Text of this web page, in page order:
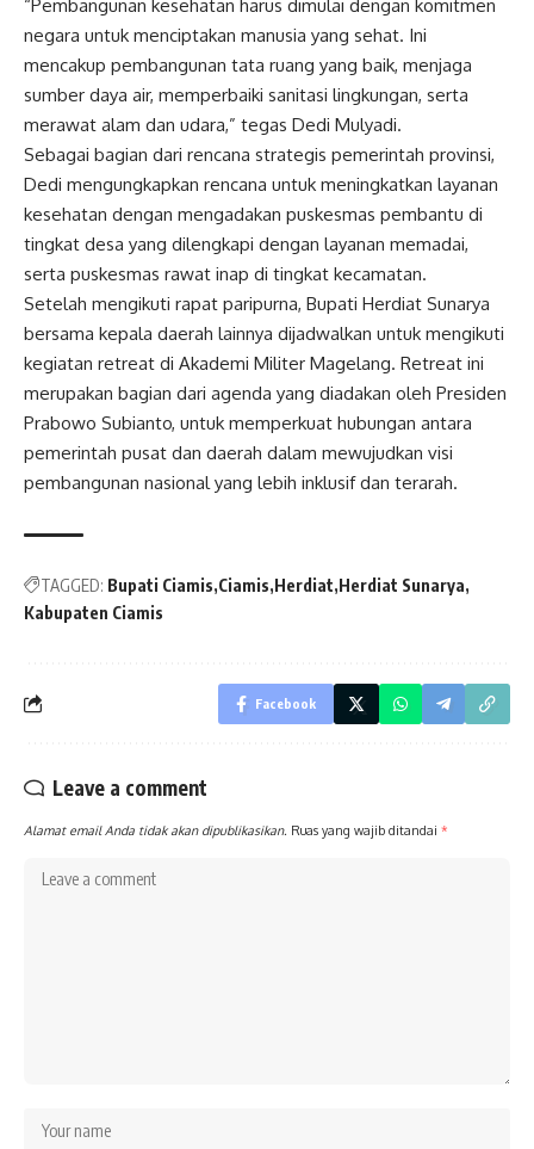
“Pembangunan kesehatan harus dimulai dengan komitmen
negara untuk menciptakan manusia yang sehat. Ini
mencakup pembangunan tata ruang yang baik, menjaga
sumber daya air, memperbaiki sanitasi lingkungan, serta
merawat alam dan udara,” tegas Dedi Mulyadi.
Sebagai bagian dari rencana strategis pemerintah provinsi,
Dedi mengungkapkan rencana untuk meningkatkan layanan
kesehatan dengan mengadakan puskesmas pembantu di
tingkat desa yang dilengkapi dengan layanan memadai,
serta puskesmas rawat inap di tingkat kecamatan.
Setelah mengikuti rapat paripurna, Bupati Herdiat Sunarya
bersama kepala daerah lainnya dijadwalkan untuk mengikuti
kegiatan retreat di Akademi Militer Magelang. Retreat ini
merupakan bagian dari agenda yang diadakan oleh Presiden
Prabowo Subianto, untuk memperkuat hubungan antara
pemerintah pusat dan daerah dalam mewujudkan visi
pembangunan nasional yang lebih inklusif dan terarah.
navigation
TAGGED: Bupati Ciamis Ciamis Herdiat Herdiat Sunarya
Kabupaten Ciamis
Facebook
Leave a comment
Alamat email Anda tidak akan dipublikasikan. Ruas yang wajib ditandai *